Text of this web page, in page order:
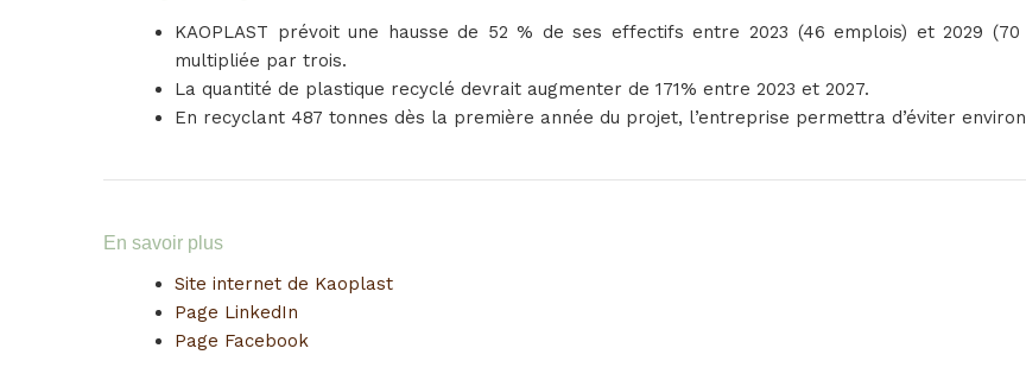
KAOPLAST prévoit une hausse de 52 % de ses effectifs entre 2023 (46 emplois) et 2029
multipliée par trois.
La quantité de plastique recyclé devrait augmenter de 171% entre 2023 et 2027.
En recyclant 487 tonnes dès la première année du projet, l’entreprise permettra d’éviter environ
En savoir plus
Site internet de Kaoplast
Page LinkedIn
Page Facebook